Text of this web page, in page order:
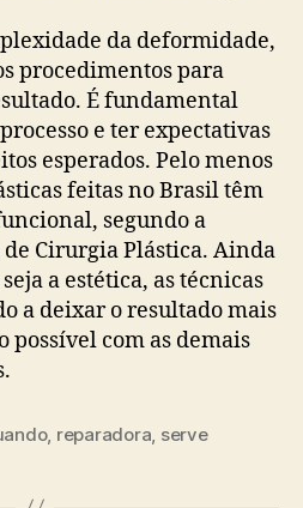
da deformidade,
procedimentos para
É fundamental
e ter expectativas
esperados. Pelo menos
feitas no Brasil têm
segundo a
Cirurgia Plástica. Ainda
a estética, as técnicas
a deixar o resultado mais
com as demais
, reparadora, serve